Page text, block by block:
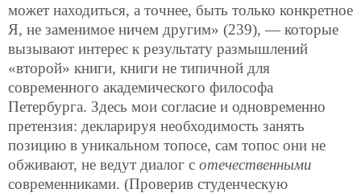
может находиться, а точнее, быть только конкретное
Я, не заменимое ничем другим» (239), — которые
вызывают интерес к результату размышлений
«второй» книги, книги не типичной для
современного академического философа
Петербурга. Здесь мои согласие и одновременно
претензия: декларируя необходимость занять
позицию в уникальном топосе, сам топос они не
обживают, не ведут диалог с отечественными
современниками. (Проверив студенческую